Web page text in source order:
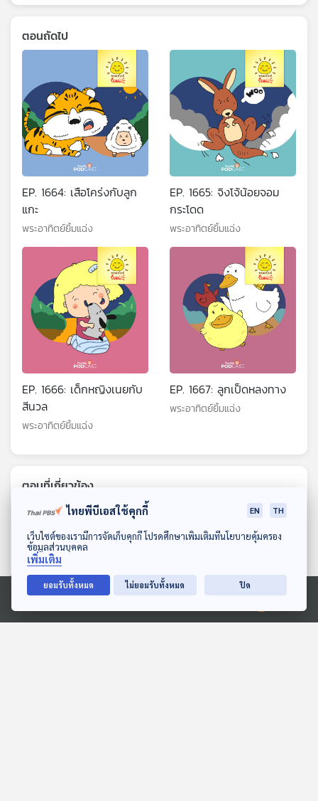
ดาวน์โหลด Thai PBS Podcast Application
Ⓒ 2020 องค์การกระจายเสียงและแพร่ภาพสาธารณะแห่งประเทศไทย
ตอนถัดไป
EP. 1664: เสือโคร่งกับลูก
แกะ
พระอาทิตย์ยิ้มแฉ่ง
EP. 1665: จิงโจ้น้อยจอม
กระโดด
พระอาทิตย์ยิ้มแฉ่ง
EP. 1666: เด็กหญิงเนยกับ
สีนวล
พระอาทิตย์ยิ้มแฉ่ง
EP. 1667: ลูกเป็ดหลงทาง
พระอาทิตย์ยิ้มแฉ่ง
ตอนที่เกี่ยวข้อง
ไทยพีบีเอสใช้คุกกี้ EN TH
เว็บไซต์ของเรามีการจัดเก็บคุกกี้ โปรดศึกษาเพิ่มเติมที่นโยบายคุ้มครอง
ข้อมูลส่วนบุคคล
เพิ่มเติม
ยอมรับทั้งหมด ไม่ยอมรับทั้งหมด ปิด